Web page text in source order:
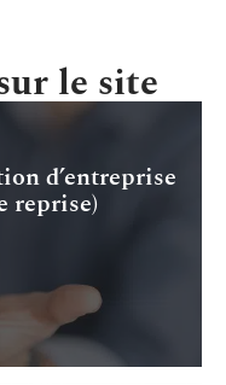
le site
d’entreprise
reprise)